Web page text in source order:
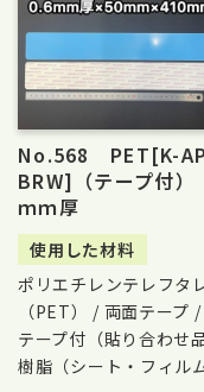
No.568 PET[K-
BRW]（テープ付
ｍｍ厚
使用した材料
ポリエチレンテレフタ
（PET） / 両面テープ
テープ付（貼り合わせ
樹脂（シート・フィルム